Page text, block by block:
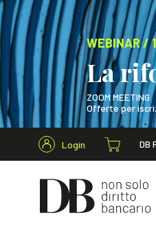
WEBINAR /
La
ZOOM MEETING
Offerte per
Login DB